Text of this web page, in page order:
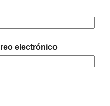
electrónico